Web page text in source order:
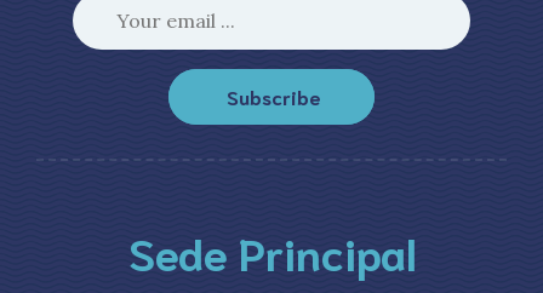
Subscribe
Sede Principal